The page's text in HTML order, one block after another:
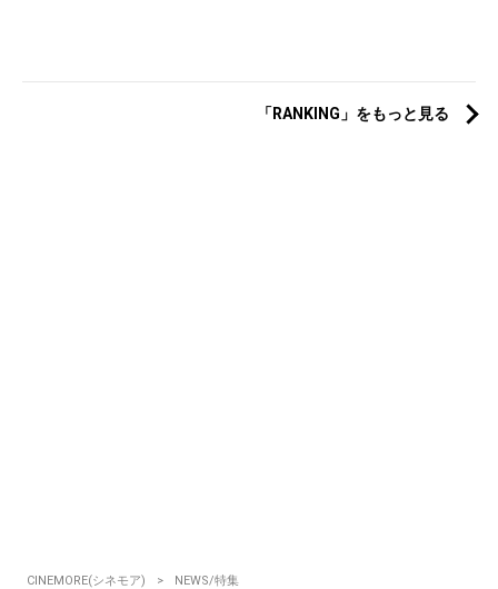
「RANKING」をもっと見る
CINEMORE(シネモア)
NEWS/特集